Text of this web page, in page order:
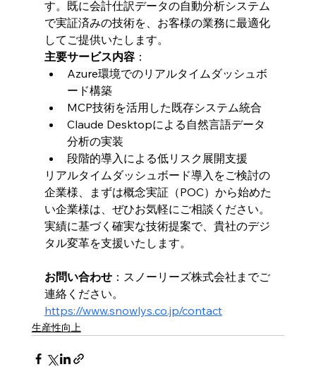
す。既に会計仕訳データの自動分析システム
で実証済みの技術を、お客様の業務に最適化
してご提供いたします。
主要サービス内容：
Azure環境でのリアルタイムダッシュボ
ード構築
MCP技術を活用した既存システム統合
Claude Desktopによる自然言語データ
分析の実装
段階的導入による低リスク展開支援
リアルタイムダッシュボード導入をご検討の
企業様、まずは概念実証（POC）から始めた
い企業様は、ぜひお気軽にご相談ください。
実績に基づく確実な技術提案で、貴社のデジ
タル変革を支援いたします。
お問い合わせ：スノーリーズ株式会社までご
連絡ください。
https://www.snowlys.co.jp/contact
生産性向上